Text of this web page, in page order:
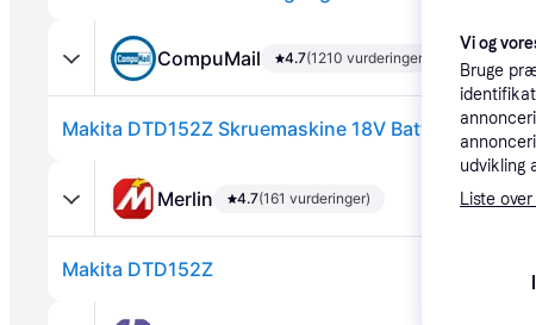
CompuMail 4.7(1210 vurderinger)
Merlin 4.7(161 vurderinger)
Makita DTD152Z
Vi og
Bruge
udvikling
Liste